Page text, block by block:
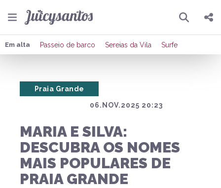
Pesquisar
Compartilhar
Em alta Passeio de barco Sereias da Vila Surfe
06.NOV.2025 20:23
Praia Grande
MARIA E SILVA:
DESCUBRA OS NOMES
MAIS POPULARES DE
PRAIA GRANDE